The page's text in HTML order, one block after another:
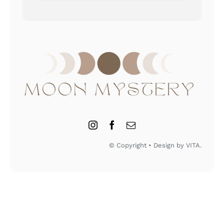
© Copyright • Design by VITA.